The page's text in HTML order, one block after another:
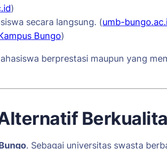
)
secara langsung. (umb-
Bungo)
berprestasi maupun yang
. Sebagai universitas swasta